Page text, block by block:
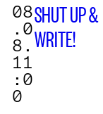
SHUT UP &
WRITE!
08
.0
8.
11
:0
0